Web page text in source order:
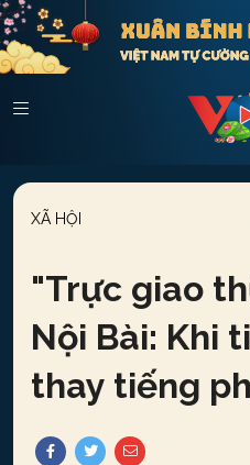
XÃ HỘI
"Trực giao
Nội Bài: Khi
thay tiếng